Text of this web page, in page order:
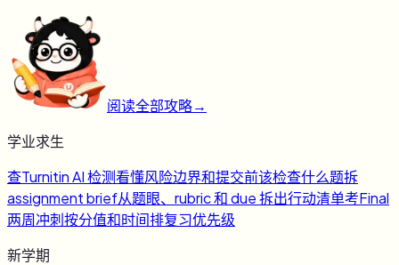
阅读全部攻略→
学业求生
查Turnitin AI 检测看懂风险边界和提交前该检查什么题拆
assignment brief从题眼、rubric 和 due 拆出行动清单考Final
两周冲刺按分值和时间排复习优先级
新学期